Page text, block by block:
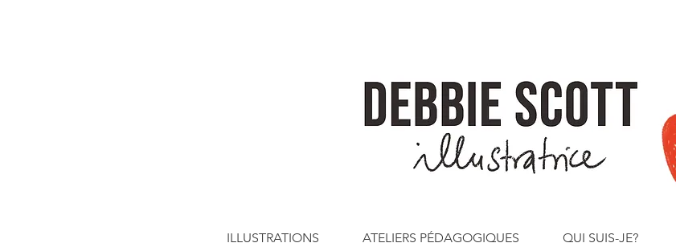
ILLUSTRATIONS ATELIERS PÉDAGOGIQUES QUI SUIS-JE?